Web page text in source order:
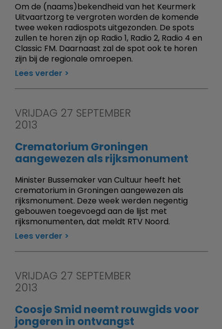
Om de (naams)bekendheid van het Keurmerk
Uitvaartzorg te vergroten worden de komende
twee weken radiospots uitgezonden. De spots
zullen te horen zijn op Radio 1, Radio 2, Radio 4 en
Classic FM. Daarnaast zal de spot ook te horen
zijn bij de regionale omroepen.
Lees verder
VRIJDAG 27 SEPTEMBER
2013
Crematorium Groningen
aangewezen als rijksmonument
Minister Bussemaker van Cultuur heeft het
crematorium in Groningen aangewezen als
rijksmonument. Deze week werden negentig
gebouwen toegevoegd aan de lijst met
rijksmonumenten, dat meldt RTV Noord.
Lees verder
VRIJDAG 27 SEPTEMBER
2013
Coosje Smid neemt rouwgids voor
jongeren in ontvangst